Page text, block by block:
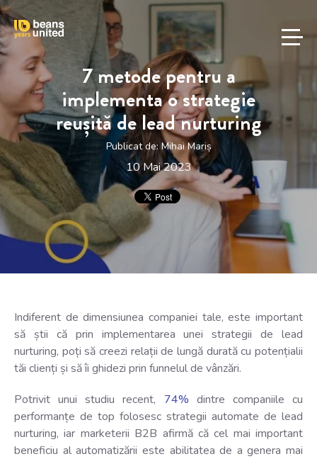
7 metode pentru a
implementa o strategie
reușită de lead nurturing
Publicat de: Mihai Mariș
10 Mai 2023
Indiferent de dimensiunea companiei tale, este important
să știi că prin implementarea unei strategii de lead
nurturing, poți să creezi relații de lungă durată cu potențialii
tăi clienți și să îi ghidezi prin funnelul de vânzări.
Potrivit unui studiu recent, 74% dintre companiile cu
performanțe de top folosesc strategii automate de lead
nurturing, iar marketerii B2B afirmă că cel mai important
beneficiu al automatizării este abilitatea de a genera mai